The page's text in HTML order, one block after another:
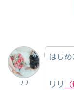
リリ
はじ
リリ